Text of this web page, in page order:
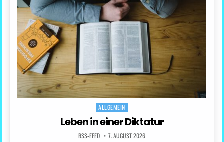
Posted
ALLGEMEIN
Leben in einer Diktatur
RSS-FEED 7. AUGUST 2026